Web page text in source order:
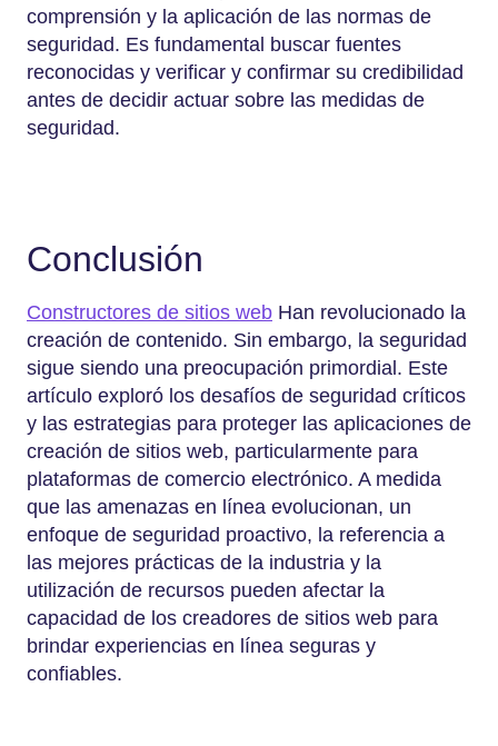
comprensión y la aplicación de las normas de
seguridad. Es fundamental buscar fuentes
reconocidas y verificar y confirmar su credibilidad
antes de decidir actuar sobre las medidas de
seguridad.
Conclusión
Constructores de sitios web Han revolucionado la
creación de contenido. Sin embargo, la seguridad
sigue siendo una preocupación primordial. Este
artículo exploró los desafíos de seguridad críticos
y las estrategias para proteger las aplicaciones de
creación de sitios web, particularmente para
plataformas de comercio electrónico. A medida
que las amenazas en línea evolucionan, un
enfoque de seguridad proactivo, la referencia a
las mejores prácticas de la industria y la
utilización de recursos pueden afectar la
capacidad de los creadores de sitios web para
brindar experiencias en línea seguras y
confiables.